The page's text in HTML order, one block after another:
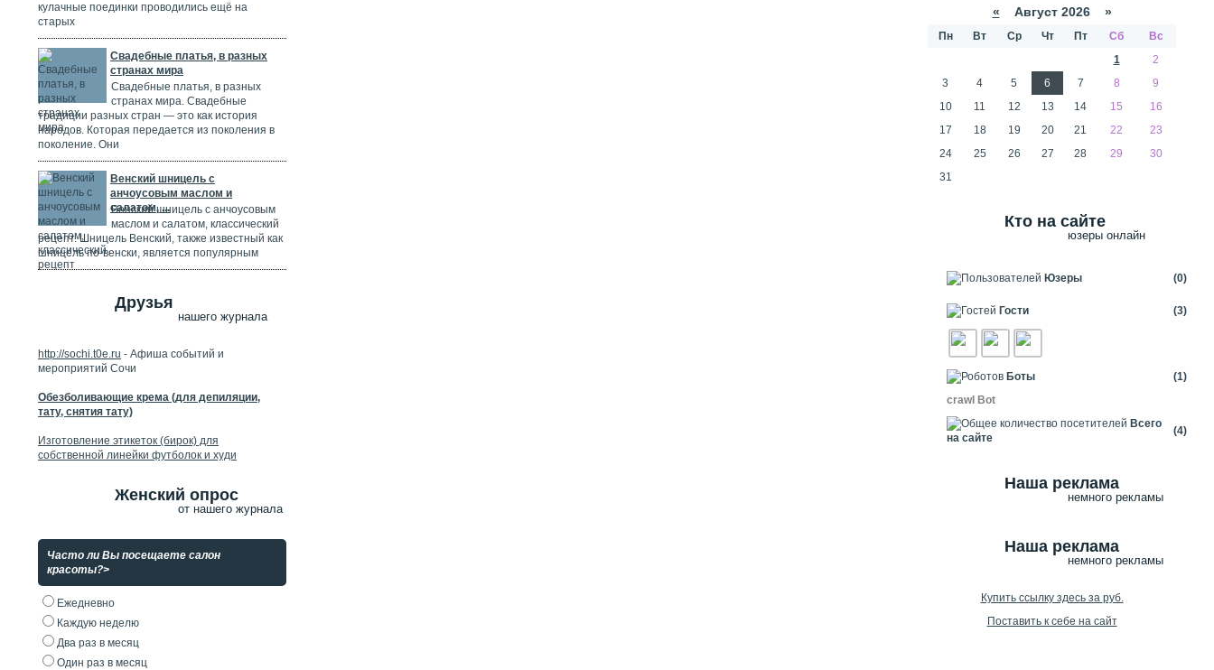
кулачные поединки проводились ещё на
старых
Свадебные платья, в разных
странах мира
Свадебные платья, в разных
странах мира. Свадебные
традиции разных стран — это как история
народов. Которая передается из поколения в
поколение. Они
Венский шницель с
анчоусовым маслом и
салатом, ...
Венский шницель с анчоусовым
маслом и салатом, классический
рецепт. Шницель Венский, также известный как
шницель по-венски, является популярным
Друзья
нашего журнала
http://sochi.t0e.ru - Афиша событий и
мероприятий Сочи
Обезболивающие крема (для депиляции,
тату, снятия тату)
Изготовление этикеток (бирок) для
собственной линейки футболок и худи
Женский опрос
от нашего журнала
Часто ли Вы посещаете салон
красоты?>
Ежедневно
Каждую неделю
Два раз в месяц
Один раз в месяц
« Август 2026 »
Пн Вт Ср Чт Пт Сб
Вс
1
2
3
4 5 6 7 8
9
10
11 12 13 14 15
16
17
18 19 20 21 22
23
24
25 26 27 28 29
30
31
Кто на сайте
юзеры онлайн
Юзеры (0)
Гости (3)
Боты
(1)
crawl Bot
Всего
на сайте
(4)
Наша реклама
немного рекламы
Наша реклама
немного рекламы
Купить ссылку здесь за руб.
Поставить к себе на сайт